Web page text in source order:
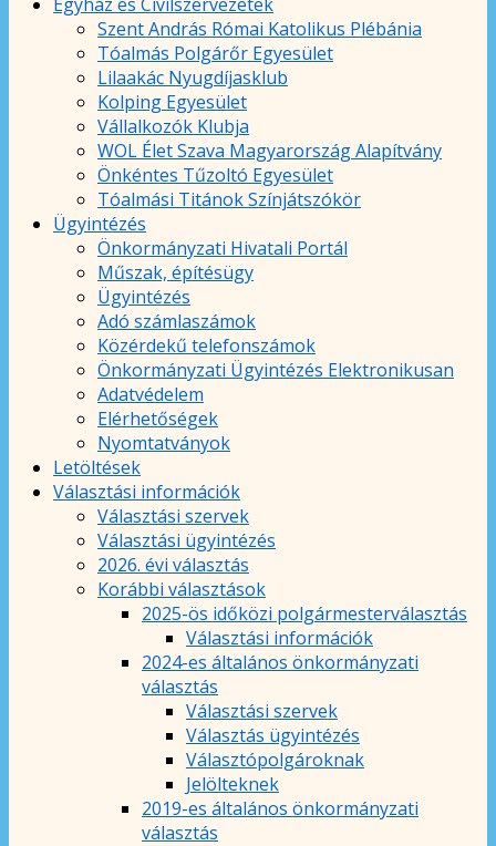
Szent András Római Katolikus Plébánia
Tóalmás Polgárőr Egyesület
Lilaakác Nyugdíjasklub
Kolping Egyesület
Vállalkozók Klubja
WOL Élet Szava Magyarország Alapítvány
Önkéntes Tűzoltó Egyesület
Tóalmási Titánok Színjátszókör
Ügyintézés
Önkormányzati Hivatali Portál
Műszak, építésügy
Ügyintézés
Adó számlaszámok
Közérdekű telefonszámok
Önkormányzati Ügyintézés Elektronikusan
Adatvédelem
Elérhetőségek
Nyomtatványok
Letöltések
Választási információk
Választási szervek
Választási ügyintézés
2026. évi választás
Korábbi választások
2025-ös időközi polgármesterválasztás
Választási információk
2024-es általános önkormányzati
választás
Választási szervek
Választás ügyintézés
Választópolgároknak
Jelölteknek
2019-es általános önkormányzati
választás